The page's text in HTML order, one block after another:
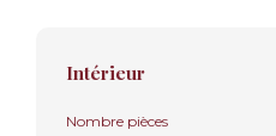
Intérieur
Nombre pièces